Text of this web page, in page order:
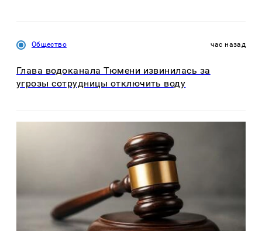
Общество час назад
Глава водоканала Тюмени извинилась за
угрозы сотрудницы отключить воду